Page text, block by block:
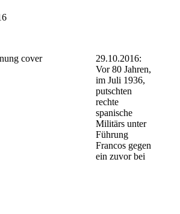
29.10.2016:
Vor 80 Jahren,
im Juli 1936,
putschten
rechte
spanische
Militärs unter
Führung
Francos gegen
ein zuvor bei